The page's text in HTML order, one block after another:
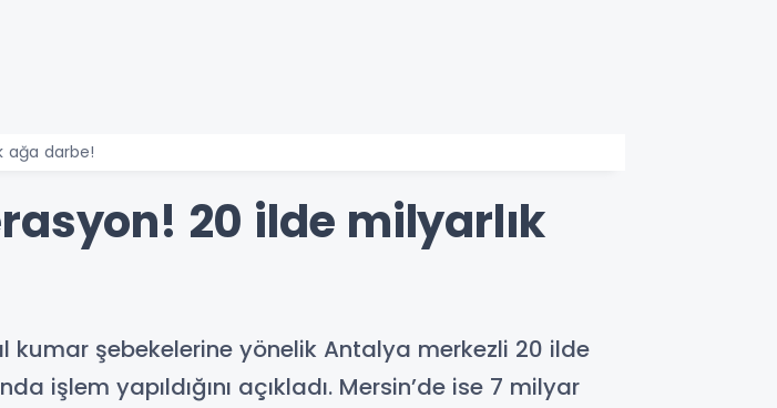
ağa darbe!
20 ilde milyarlık
kumar şebekelerine yönelik Antalya merkezli 20 ilde
işlem yapıldığını açıkladı. Mersin’de ise 7 milyar